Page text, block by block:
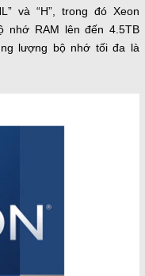
và “H”, trong đó Xeon
nhớ RAM lên đến 4.5TB
lượng bộ nhớ tối đa là